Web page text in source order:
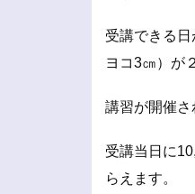
受講できる
ヨコ3㎝）が
講習が開催さ
受講当日に
らえます。